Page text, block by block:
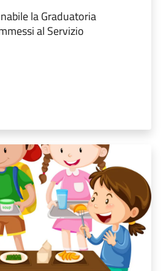
la Graduatoria
al Servizio